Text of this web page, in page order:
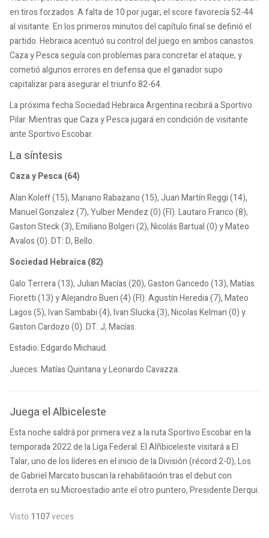
en tiros forzados. A falta de 10 por jugar, el score favorecía 52-44
al visitante. En los primeros minutos del capítulo final se definió el
partido. Hebraica acentuó su control del juego en ambos canastos.
Caza y Pesca seguía con problemas para concretar el ataque, y
cometió algunos errores en defensa que el ganador supo
capitalizar para asegurar el triunfo 82-64.
La próxima fecha Sociedad Hebraica Argentina recibirá a Sportivo
Pilar. Mientras que Caza y Pesca jugará en condición de visitante
ante Sportivo Escobar.
La síntesis
Caza y Pesca (64)
Alan Koleff (15), Mariano Rabazano (15), Juan Martín Reggi (14),
Manuel Gonzalez (7), Yulber Mendez (0) (FI). Lautaro Franco (8),
Gaston Steck (3), Emiliano Bolgeri (2), Nicolás Bartual (0) y Mateo
Avalos (0). DT: D, Bello.
Sociedad Hebraica (82)
Galo Terrera (13), Julian Macías (20), Gaston Gancedo (13), Matías
Fioretti (13) y Alejandro Bueri (4) (FI). Agustín Heredia (7), Mateo
Lagos (5), Ivan Sambabi (4), Ivan Slucka (3), Nicolas Kelman (0) y
Gaston Cardozo (0). DT: J, Macías.
Estadio: Edgardo Michaud.
Jueces: Matías Quintana y Leonardo Cavazza.
Juega el Albiceleste
Esta noche saldrá por primera vez a la ruta Sportivo Escobar en la
temporada 2022 de la Liga Federal. El Alñbiceleste visitará a El
Talar, uno de los líderes en el inicio de la División (récord 2-0), Los
de Gabriel Marcato buscan la rehabilitación tras el debut con
derrota en su Microestadio ante el otro puntero, Presidente Derqui.
Visto 1107veces